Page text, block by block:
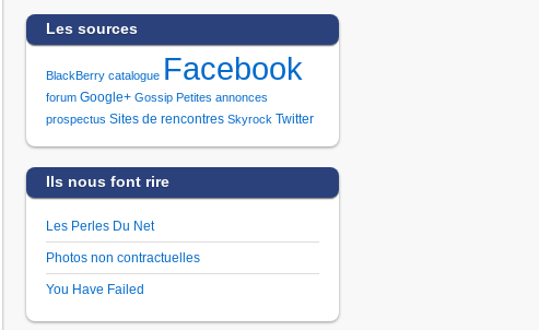
Les sources
BlackBerry catalogue Facebook
forum Google+ Gossip Petites annonces
prospectus Sites de rencontres Skyrock Twitter
Ils nous font rire
Les Perles Du Net
Photos non contractuelles
You Have Failed